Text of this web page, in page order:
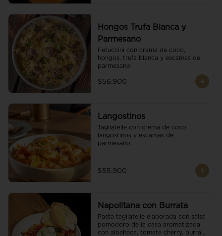
Hongos Trufa Blanca y
Parmesano
Fetuccini con crema de coco,
hongos, trufa blanca y escamas de
parmesano.
$56.900
Langostinos
Tagliatelle con crema de coco,
langostinos y escamas de
parmesano.
$55.900
Napolitana con Burrata
Pasta tagliatelle elaborada con salsa
pomodoro de la casa aromatizada
con albahaca, tomate cherry, burrata